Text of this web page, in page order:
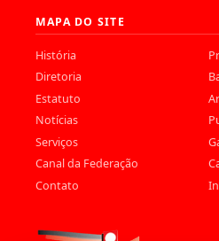
MAPA DO SITE
História
Diretoria
Estatuto
Notícias
Serviços
Canal da Federação
Contato